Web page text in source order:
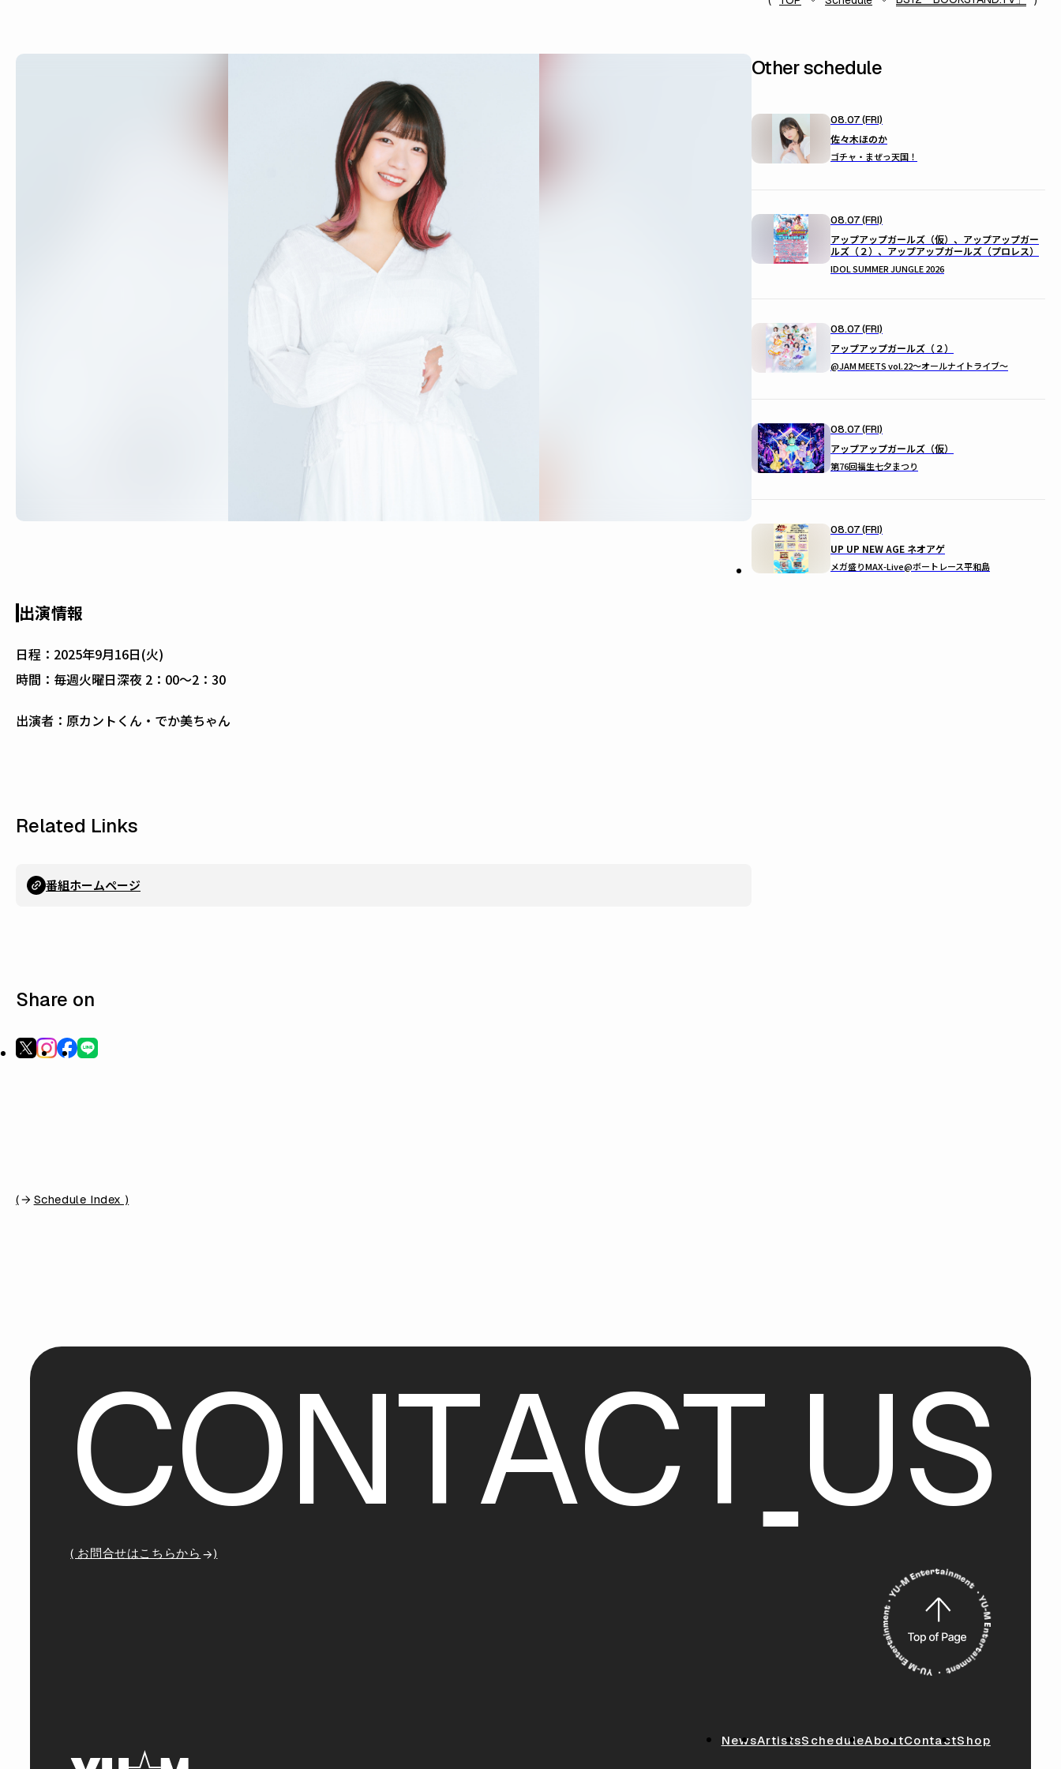
出演情報
日程： 2025年9月16日(火)
時間： 毎週火曜日深夜 2：00～2：30
出演者：原カントくん・でか美ちゃん
Related Links
番組ホームページ
Share on
Other schedule
08.07 (FRI)
佐々木ほのか
ゴチャ・まぜっ天国！
08.07 (FRI)
アップアップガールズ（仮）、アップアップガー
ルズ（２）、アップアップガールズ（プロレス）
IDOL SUMMER JUNGLE 2026
08.07 (FRI)
アップアップガールズ（２）
@JAM MEETS vol.22〜オールナイトライブ〜
08.07 (FRI)
アップアップガールズ（仮）
第76回福生七夕まつり
08.07 (FRI)
UP UP NEW AGE ネオアゲ
メガ盛りMAX-Live@ボートレース平和島
( Schedule Index )
CONTACT US
( お問合せはこちらから )
NewsArtistsScheduleAboutContactShop